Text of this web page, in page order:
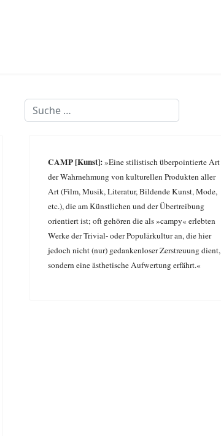
Suchen
CAMP [Kunst]:»Eine stilistisch überpointierte Art
der Wahrnehmung von kulturellen Produkten aller
Art (Film, Musik, Literatur, Bildende Kunst, Mode,
etc.), die am Künstlichen und der Übertreibung
orientiert ist; oft gehören die als »campy« erlebten
Werke der Trivial- oder Populärkultur an, die hier
jedoch nicht (nur) gedankenloser Zerstreuung dient,
sondern eine ästhetische Aufwertung erfährt.«